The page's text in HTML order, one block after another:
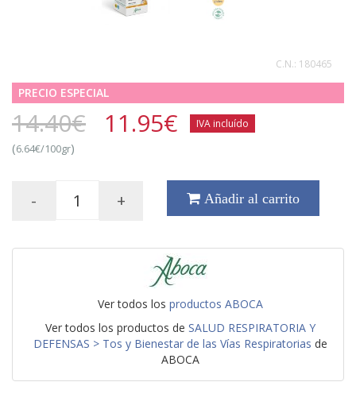
C.N.: 180465
PRECIO ESPECIAL
14.40€ 11.95€ IVA incluído
(6.64€/100gr)
- + Añadir al carrito
Ver todos los productos ABOCA
Ver todos los productos de SALUD RESPIRATORIA Y
DEFENSAS > Tos y Bienestar de las Vías Respiratorias de
ABOCA